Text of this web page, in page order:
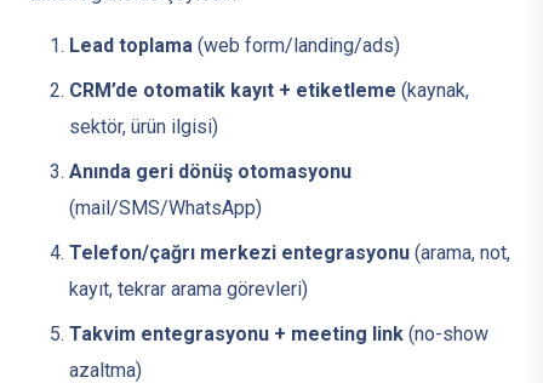
Lead toplama (web form/landing/ads)
CRM’de otomatik kayıt + etiketleme (kaynak,
sektör, ürün ilgisi)
Anında geri dönüş otomasyonu
(mail/SMS/WhatsApp)
Telefon/çağrı merkezi entegrasyonu (arama, not,
kayıt, tekrar arama görevleri)
Takvim entegrasyonu + meeting link (no-show
azaltma)